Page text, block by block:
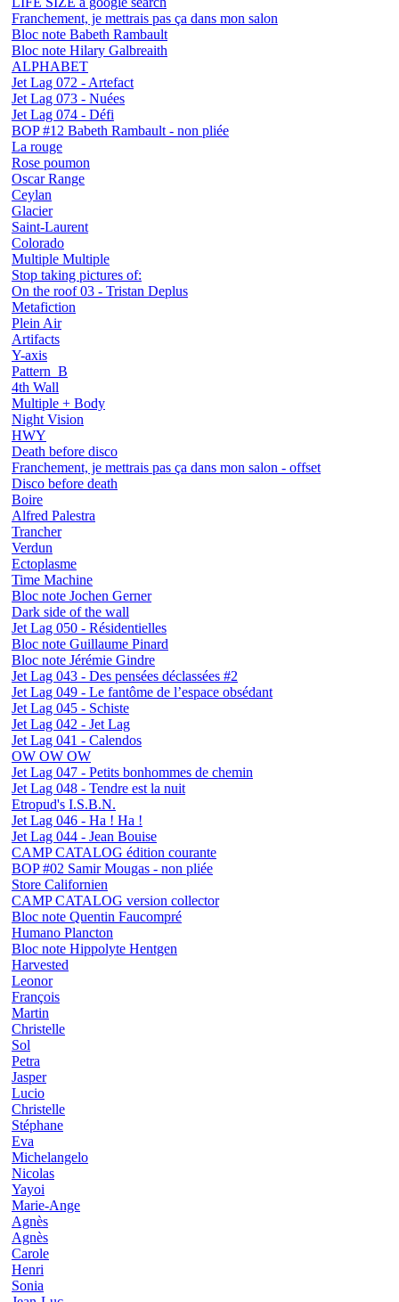
Franchement, je mettrais pas ça dans mon salon
Bloc note Babeth Rambault
Bloc note Hilary Galbreaith
ALPHABET
Jet Lag 072 - Artefact
Jet Lag 073 - Nuées
Jet Lag 074 - Défi
BOP #12 Babeth Rambault - non pliée
La rouge
Rose poumon
Oscar Range
Ceylan
Glacier
Saint-Laurent
Colorado
Multiple Multiple
Stop taking pictures of:
On the roof 03 - Tristan Deplus
Metafiction
Plein Air
Artifacts
Y-axis
Pattern_B
4th Wall
Multiple + Body
Night Vision
HWY
Death before disco
Franchement, je mettrais pas ça dans mon salon - offset
Disco before death
Boire
Alfred Palestra
Trancher
Verdun
Ectoplasme
Time Machine
Bloc note Jochen Gerner
Dark side of the wall
Jet Lag 050 - Résidentielles
Bloc note Guillaume Pinard
Bloc note Jérémie Gindre
Jet Lag 043 - Des pensées déclassées #2
Jet Lag 049 - Le fantôme de l’espace obsédant
Jet Lag 045 - Schiste
Jet Lag 042 - Jet Lag
Jet Lag 041 - Calendos
OW OW OW
Jet Lag 047 - Petits bonhommes de chemin
Jet Lag 048 - Tendre est la nuit
Etropud's I.S.B.N.
Jet Lag 046 - Ha ! Ha !
Jet Lag 044 - Jean Bouise
CAMP CATALOG édition courante
BOP #02 Samir Mougas - non pliée
Store Californien
CAMP CATALOG version collector
Bloc note Quentin Faucompré
Humano Plancton
Bloc note Hippolyte Hentgen
Harvested
Leonor
François
Martin
Christelle
Sol
Petra
Jasper
Lucio
Christelle
Stéphane
Eva
Michelangelo
Nicolas
Yayoi
Marie-Ange
Agnès
Agnès
Carole
Henri
Sonia